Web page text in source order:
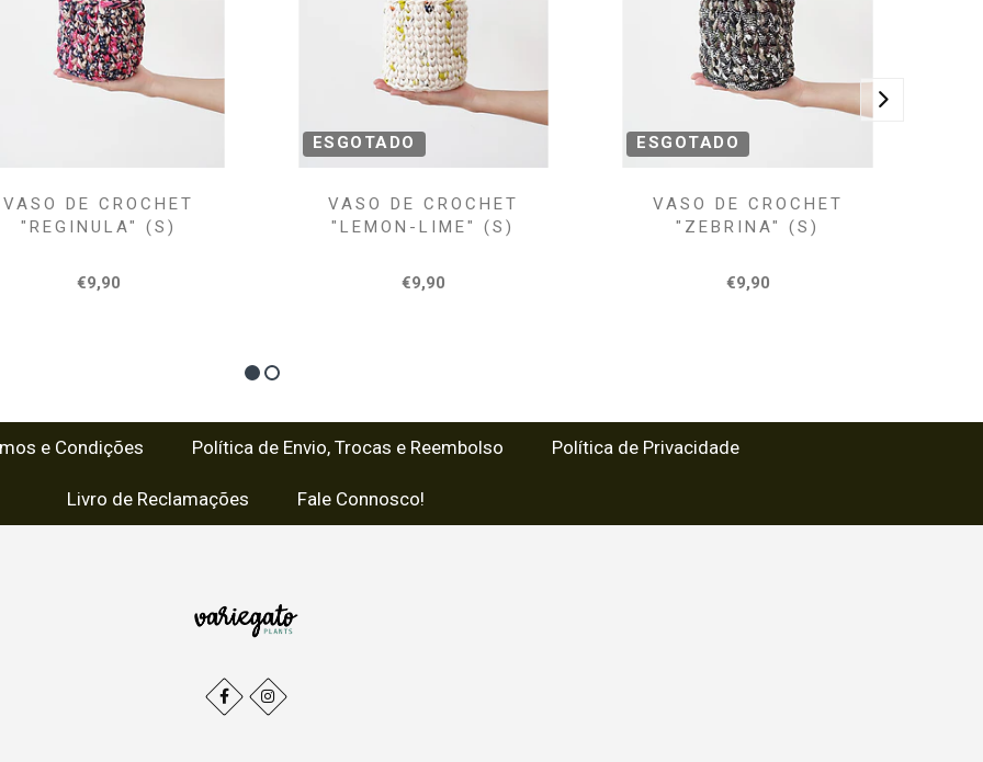
VASO DE CROCHET
"REGINULA" (S)
€9,90
ESGOTADO
VASO DE CROCHET
"LEMON-LIME" (S)
€9,90
ESGOTADO
VASO DE CROCHET
"ZEBRINA" (S)
€9,90
e Condições Política de Envio, Trocas e Reembolso Política de Privacidade
Livro de Reclamações Fale Connosco!